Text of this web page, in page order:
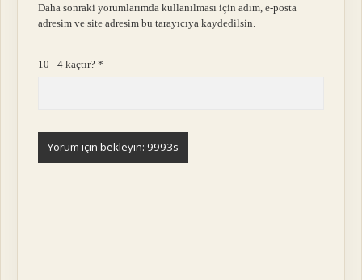
Daha sonraki yorumlarımda kullanılması için adım, e-posta
adresim ve site adresim bu tarayıcıya kaydedilsin.
10 - 4 kaçtır?*